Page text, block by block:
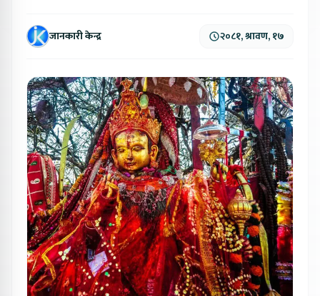
जानकारी केन्द्र २०८१, श्रावण, १७